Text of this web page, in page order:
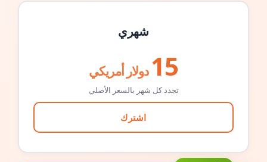
شهري
15 دولار أمريكي
تجدد كل شهر بالسعر الأصلي
اشترك